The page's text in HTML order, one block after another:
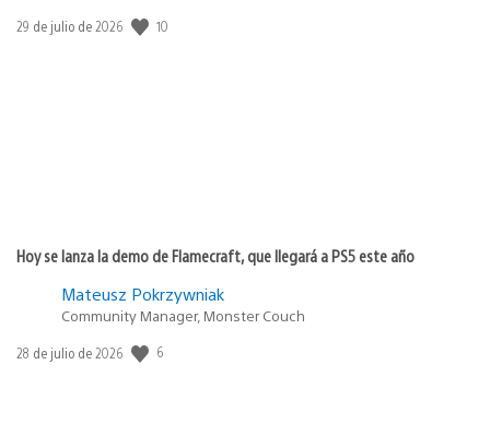
Fecha
29 de julio de 2026 10
Hoy se lanza la demo de Flamecraft, que llegará a PS5 este año
Mateusz Pokrzywniak
Community Manager, Monster Couch
Fecha
28 de julio de 2026 6